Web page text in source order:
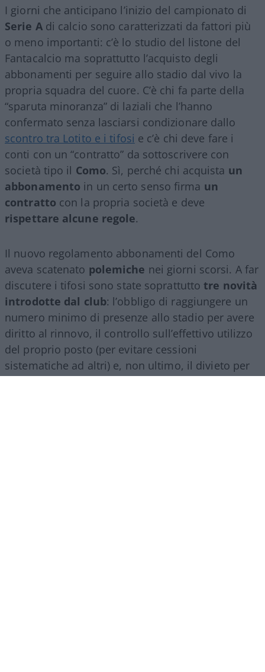
I giorni che anticipano l’inizio del campionato di
Serie Adi calcio sono caratterizzati da fattori più
o meno importanti: c’è lo studio del listone del
Fantacalcio ma soprattutto l’acquisto degli
abbonamenti per seguire allo stadio dal vivo la
propria squadra del cuore. C’è chi fa parte della
“sparuta minoranza” di laziali che l’hanno
confermato senza lasciarsi condizionare dallo
scontro tra Lotito e i tifosi e c’è chi deve fare i
conti con un “contratto” da sottoscrivere con
società tipo il Como. Sì, perché chi acquista un
abbonamento in un certo senso firma un
contratto con la propria società e deve
rispettare alcune regole.
Il nuovo regolamento abbonamenti del Como
aveva scatenato polemiche nei giorni scorsi. A far
discutere i tifosi sono state soprattutto tre novità
introdotte dal club: l’obbligo di raggiungere un
numero minimo di presenze allo stadio per avere
diritto al rinnovo, il controllo sull’effettivo utilizzo
del proprio posto (per evitare cessioni
sistematiche ad altri) e, non ultimo, il divieto per